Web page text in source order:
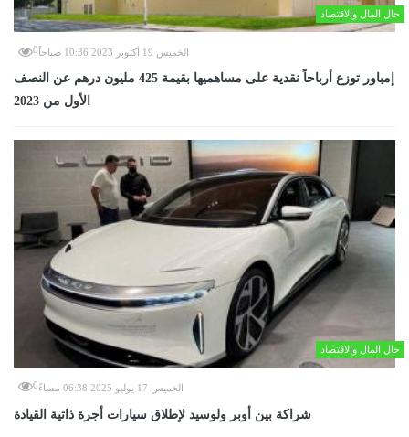
حال المال والاقتصاد
الخميس 19 أكتوبر 2023 10:36 صباحاً 0
إمباور توزع أرباحاً نقدية على مساهميها بقيمة 425 مليون درهم عن النصف
الأول من 2023
حال المال والاقتصاد
الخميس 17 يوليو 2025 06:38 مساءً 0
شراكة بين أوبر ولوسيد لإطلاق سيارات أجرة ذاتية القيادة